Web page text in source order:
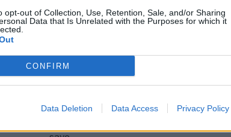
opt-out of Collection, Use, Retention, Sale, and/or Sharing
Data that Is Unrelated with the Purposes for which it
CONFIRM
Data Deletion Data Access Privacy Policy
Žinios | Lietuvos diena
Lietuvos pasiruošimą pavojams neigiamai